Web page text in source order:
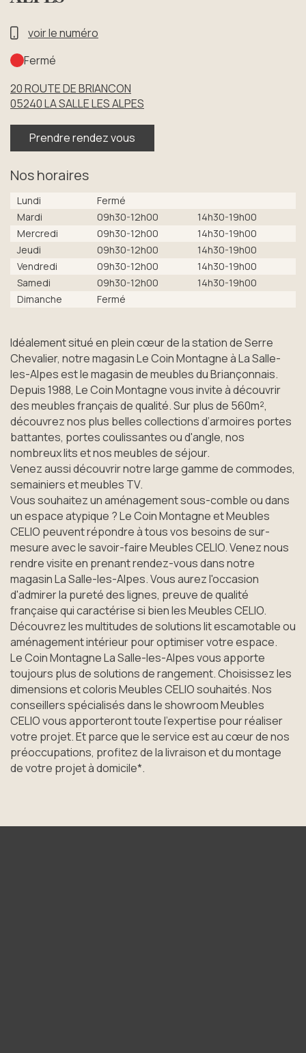
voir le numéro
Fermé
20 ROUTE DE BRIANCON
05240LA SALLE LES ALPES
Prendre rendez vous
Nos horaires
Lundi
Fermé
Mardi
09h30-12h00
14h30-19h00
Mercredi
09h30-12h00
14h30-19h00
Jeudi
09h30-12h00
14h30-19h00
Vendredi
09h30-12h00
14h30-19h00
Samedi
09h30-12h00
14h30-19h00
Dimanche
Fermé
Idéalement situé en plein cœur de la station de Serre
Chevalier, notre magasin Le Coin Montagne à La Salle-
les-Alpes est le magasin de meubles du Briançonnais.
Depuis 1988, Le Coin Montagne vous invite à découvrir
des meubles français de qualité. Sur plus de 560m²,
découvrez nos plus belles collections d’armoires portes
battantes, portes coulissantes ou d'angle, nos
nombreux lits et nos meubles de séjour.
Venez aussi découvrir notre large gamme de commodes,
semainiers et meubles TV.
Vous souhaitez un aménagement sous-comble ou dans
un espace atypique ? Le Coin Montagne et Meubles
CELIO peuvent répondre à tous vos besoins de sur-
mesure avec le savoir-faire Meubles CELIO. Venez nous
rendre visite en prenant rendez-vous dans notre
magasin La Salle-les-Alpes. Vous aurez l'occasion
d'admirer la pureté des lignes, preuve de qualité
française qui caractérise si bien les Meubles CELIO.
Découvrez les multitudes de solutions lit escamotable ou
aménagement intérieur pour optimiser votre espace.
Le Coin Montagne La Salle-les-Alpes vous apporte
toujours plus de solutions de rangement. Choisissez les
dimensions et coloris Meubles CELIO souhaités. Nos
conseillers spécialisés dans le showroom Meubles
CELIO vous apporteront toute l’expertise pour réaliser
votre projet. Et parce que le service est au cœur de nos
préoccupations, profitez de la livraison et du montage
de votre projet à domicile*.